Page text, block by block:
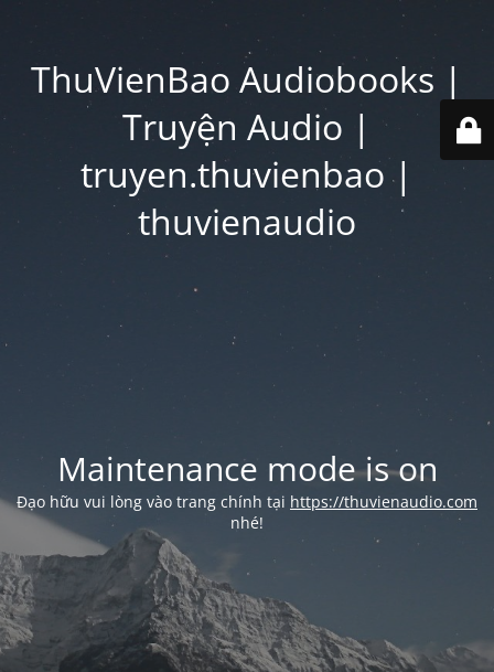
ThuVienBao Audiobooks |
Truyện Audio |
truyen.thuvienbao |
thuvienaudio
Maintenance mode is on
Đạo hữu vui lòng vào trang chính tại https://thuvienaudio.com
nhé!